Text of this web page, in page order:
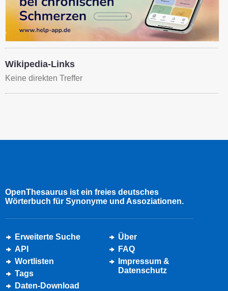
Wikipedia-Links
Keine direkten Treffer
OpenThesaurus ist ein freies deutsches
Wörterbuch für Synonyme und Assoziationen.
Erweiterte Suche
API
Wortlisten
Tags
Daten-Download
Über
FAQ
Impressum &
Datenschutz